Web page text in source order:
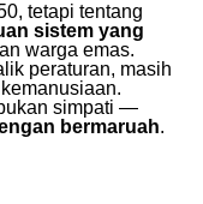
tetapi tentang
sistem yang
warga emas.
peraturan, masih
simpati —
bermaruah.